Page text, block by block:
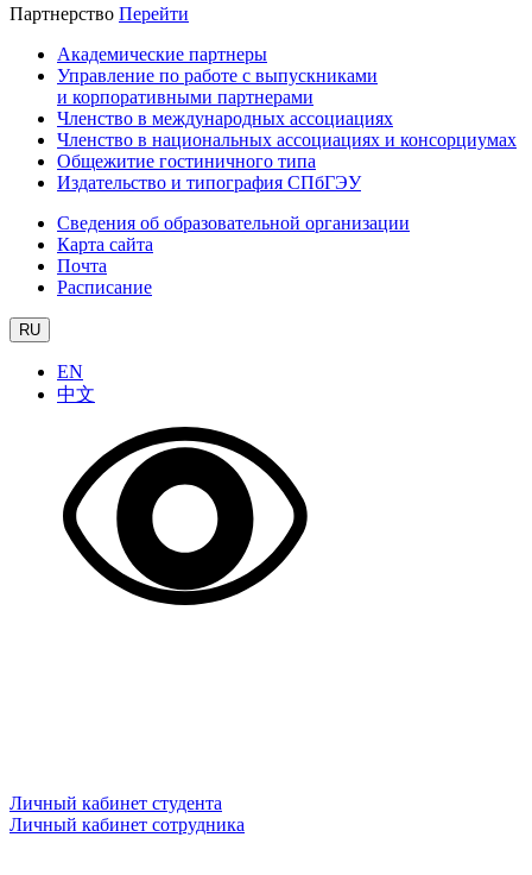
Партнерство Перейти
Академические партнеры
Управление по работе с выпускниками
и корпоративными партнерами
Членство в международных ассоциациях
Членство в национальных ассоциациях и консорциумах
Общежитие гостиничного типа
Издательство и типография СПбГЭУ
Сведения об образовательной организации
Карта сайта
Почта
Расписание
RU
EN
中文
Личный кабинет студента
Личный кабинет сотрудника